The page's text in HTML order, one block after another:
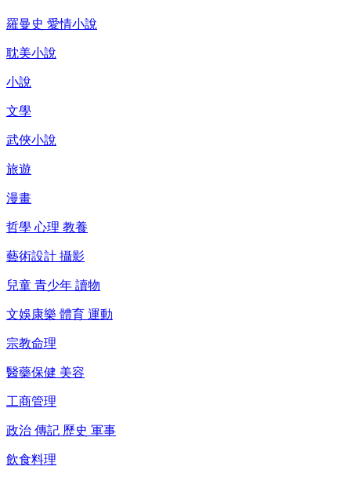
羅曼史 愛情小說
耽美小說
小說
文學
武俠小說
旅遊
漫畫
哲學 心理 教養
藝術設計 攝影
兒童 青少年 讀物
文娛康樂 體育 運動
宗教命理
醫藥保健 美容
工商管理
政治 傳記 歷史 軍事
飲食料理